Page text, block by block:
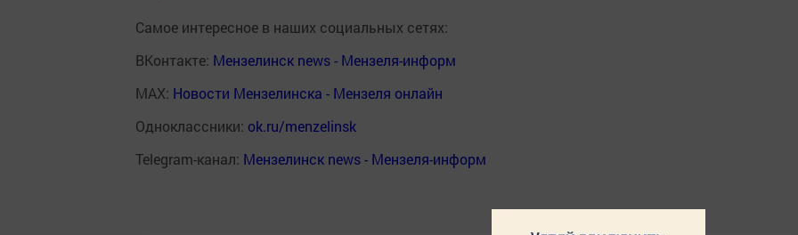
Самое интересное в наших социальных сетях:
ВКонтакте: Мензелинск news - Мензеля-информ
MAX: Новости Мензелинска - Мензеля онлайн
Одноклассники: ok.ru/menzelinsk
Telegram-канал: Мензелинск news - Мензеля-информ